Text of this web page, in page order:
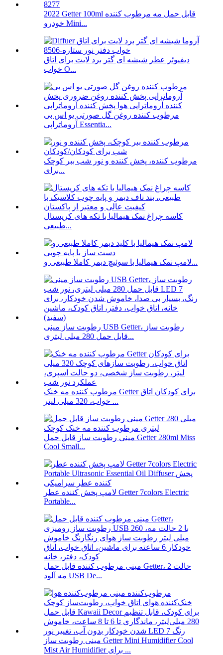
2022 Getter 100ml قابل حمل مه مرطوب کننده
خودرو Mini...
دیفیوئر عطر شیشه ای گتر برد لایت برای اتاق
خواب O...
مرطوب کننده روغن گل صورتی یو اس بی
آروماتراپی Essentia...
مرطوب کننده، پخش کننده و نور شب ببر کوچک
برای...
کاسه چراغ نمک هیمالیا با تکه های کریستال
طبیعی...
لامپ نمک هیمالیا با سوئیچ دیمر کاملا طبیعی و...
رطوبت ساز مینی USB Getter، رطوبت ساز
قابل حمل 280 میلی لیتری...
مرطوب کننده مه خنک Getter برای کودکان اتاق
خواب، 320 میلی لیتر ...
مینی رطوبت ساز قابل حمل Getter 280ml Miss
Cool Small...
لامپ پخش کننده عطر Getter 7colors Electric
Portable...
مینی مرطوب کننده قابل حمل Getter، 2 حالت
مه آلود USB De...
مینی رطوبت ساز Getter Mini Humidifier Cool
Mist Air Humidifier برای ...